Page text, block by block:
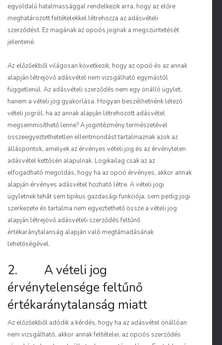
egyoldalú hatalmassággal rendelkezik arra, hogy az előre
meghatározott feltételekkel létrehozza az adásvételi
szerződést. Ez ma­gának az opciós jognak a megszüntetését
jelentené.
Az előzőekből világosan következik, hogy az opció és az annak
alapján létrejövő adásvétel nem vizsgálható egymástól
függetlenül. Az adásvételi szerződés nem egy önálló ügylet,
hanem a vételi jog gyakorlása. Hogyan beszélhetnénk létező
vételi jogról, ha az annak alapján létrehozott adásvétel
megsemmisíthető lenne? A jogintézmény természetével
összeegyeztethetetlen ellentmondást tartalmaznak azok az
álláspontok, amelyek az érvényes vételi jog és az érvénytelen
adásvétel kettősén alapulnak. Logikailag csak az az
elfogadható megoldás, hogy ha az opció érvényes, akkor annak
alapján érvényes adásvétel hozható létre. A vételi jogi
ügyletnek tehát sem tipikus gazdasági funkciója, sem pedig jogi
szerkezete és tartalma nem egyeztethető össze a vételi jog
alapján létrejövő adásvételi szerződés feltűnő
értékaránytalanság alapján való megtámadásának
lehetőségével.
2. A vételi jog
érvénytelensége feltűnő
értékaránytalanság miatt
Az előzőekből adódik a kérdés, hogy ha az adásvétel önállóan
nem vizsgálható, akkor annak feltételei, az opciós szerződés